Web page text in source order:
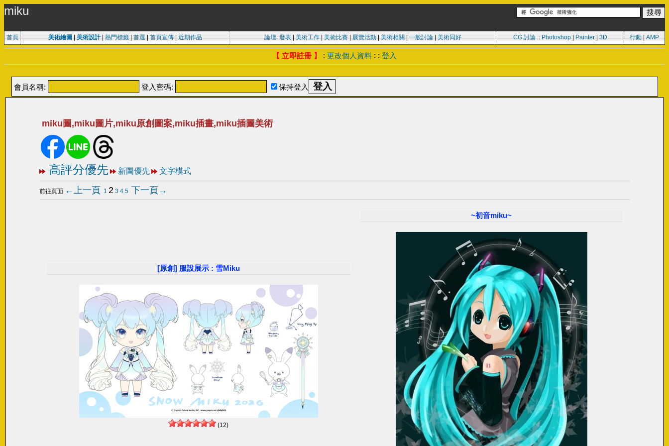
miku
首頁 美術繪圖 美術設計| 熱門標籤| 首選 首頁宣傳| 近期作品 論壇: 發表| 美術工作| 美術比賽| 展覽活動| 美術相關 一般討論| 美術同好 CG 討論:: Photoshop| Painter| 3D 行動 AMP
【 立即註冊 】 : 更改個人資料 : : 登入
會員名稱: 登入密碼: 保持登入
miku圖,miku圖片,miku原創圖案,miku插畫,miku插圖美術
高評分優先 新圖優先 文字模式
前往頁面 ←上一頁 1 2 3 4 5 下一頁→
[原創] 服設展示 : 雪Miku
(12)
~初音miku~